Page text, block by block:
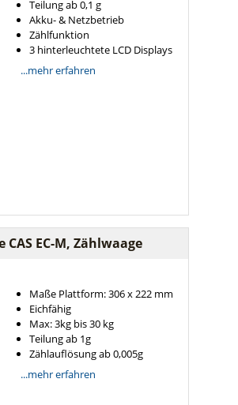
Teilung ab 0,1 g
Akku- & Netzbetrieb
Zählfunktion
3 hinterleuchtete LCD Displays
...mehr erfahren
EC-M, Zählwaage
Maße Plattform: 306 x 222 mm
Eichfähig
Max: 3kg bis 30 kg
Teilung ab 1g
Zählauflösung ab 0,005g
...mehr erfahren